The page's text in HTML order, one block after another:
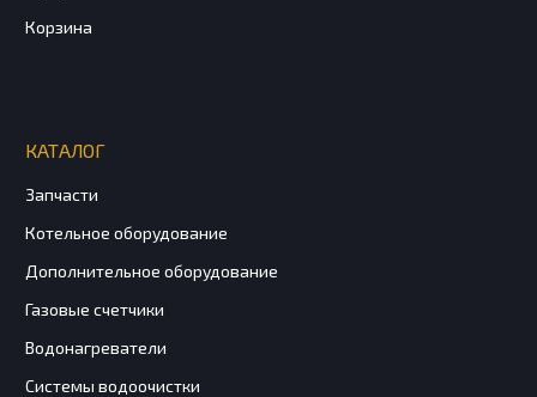
Корзина
КАТАЛОГ
Запчасти
Котельное оборудование
Дополнительное оборудование
Газовые счетчики
Водонагреватели
Системы водоочистки